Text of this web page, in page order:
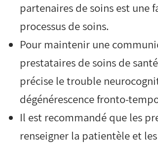
partenaires de soins est une
processus de soins.
Pour maintenir une
prestataires de soins de
précise le trouble
dégénérescence fronto-
Il est recommandé que les
renseigner la patientèle et